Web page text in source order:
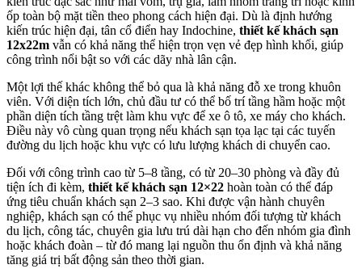
ốp toàn bộ mặt tiền theo phong cách hiện đại. Dù là định hướng
kiến trúc hiện đại, tân cổ điển hay Indochine, thiết kế khách sạn
12x22m vẫn có khả năng thể hiện trọn vẹn vẻ đẹp hình khối, giúp
công trình nổi bật so với các dãy nhà lân cận.
Một lợi thế khác không thể bỏ qua là khả năng đỗ xe trong khuôn
viên. Với diện tích lớn, chủ đầu tư có thể bố trí tầng hầm hoặc một
phần diện tích tầng trệt làm khu vực để xe ô tô, xe máy cho khách.
Điều này vô cùng quan trọng nếu khách sạn tọa lạc tại các tuyến
đường du lịch hoặc khu vực có lưu lượng khách di chuyển cao.
Đối với công trình cao từ 5–8 tầng, có từ 20–30 phòng và đầy đủ
tiện ích đi kèm, thiết kế khách sạn 12×22 hoàn toàn có thể đáp
ứng tiêu chuẩn khách sạn 2–3 sao. Khi được vận hành chuyên
nghiệp, khách sạn có thể phục vụ nhiều nhóm đối tượng từ khách
du lịch, công tác, chuyên gia lưu trú dài hạn cho đến nhóm gia đình
hoặc khách đoàn – từ đó mang lại nguồn thu ổn định và khả năng
tăng giá trị bất động sản theo thời gian.